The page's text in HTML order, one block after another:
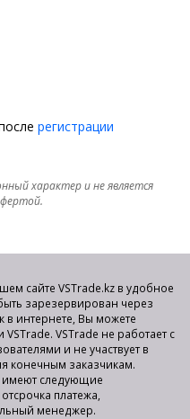
регистрации
характер и не является
сайте VSTrade.kz в удобное
зарезервирован через
в интернете, Вы можете
VSTrade не работает с
и не участвует в
конечным заказчикам.
имеют следующие
платежа,
менеджер.